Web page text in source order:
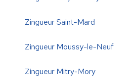
Zingueur Saint-Mard
Zingueur Moussy-le-Neuf
Zingueur Mitry-Mory